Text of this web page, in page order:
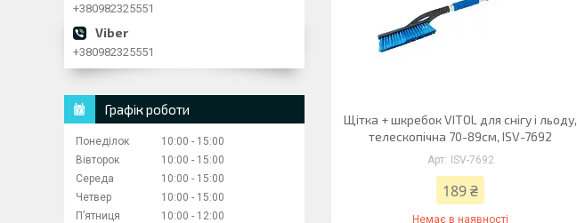
Щітка + шкребок VITOL для снігу і льоду,
телескопічна 70-89см, ISV-7692
ISV-7692
189 ₴
Немає в наявності
+380982325551
+380982325551
Графік роботи
Понеділок 10:00
15:00
Вівторок
10:00
15:00
Середа
10:00
15:00
Четвер
10:00
15:00
Пʼятниця
10:00
12:00